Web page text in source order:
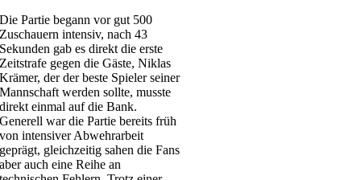
Die Partie begann vor gut 500
Zuschauern intensiv, nach 43
Sekunden gab es direkt die erste
Zeitstrafe gegen die Gäste, Niklas
Krämer, der der beste Spieler seiner
Mannschaft werden sollte, musste
direkt einmal auf die Bank.
Generell war die Partie bereits früh
von intensiver Abwehrarbeit
geprägt, gleichzeitig sahen die Fans
aber auch eine Reihe an